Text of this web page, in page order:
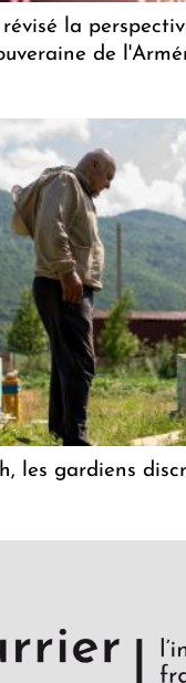
la
de
les gardiens